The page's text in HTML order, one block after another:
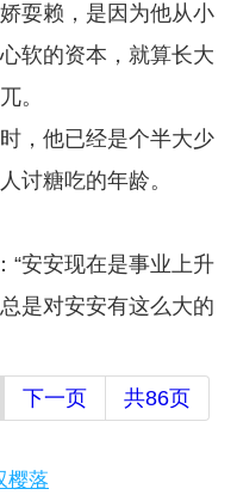
耍赖，是因为他从小
软的资本，就算长大
。
，他已经是个半大少
讨糖吃的年龄。
“安安现在是事业上升
是对安安有这么大的
下一页 共86页
樱落